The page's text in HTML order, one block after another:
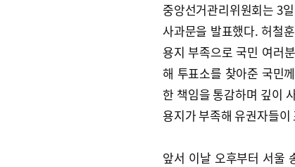
중앙선거관리위원회는 3
사과문을 발표했다. 허철
용지 부족으로 국민 여러
해 투표소를 찾아준 국민
한 책임을 통감하며 깊이
용지가 부족해 유권자들
앞서 이날 오후부터 서울